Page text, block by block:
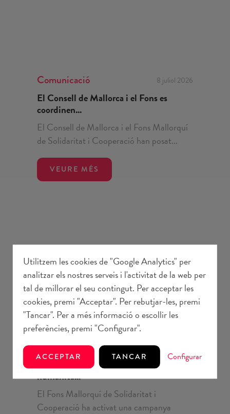
Comunicació 8 juliol 2026
El Consell de Mallorca i el Fons es
coordinen...
El Consell de Mallorca i el Fons Mallorquí
de Solidaritat i Cooperació han posat...
VEURE MÉS
Comunicació 3 juliol 2026
El Fons impulsa una campanya d'acció
humanità...
El Fons Mallorquí de Solidaritat i
Cooperació ha activat una campanya
Utilitzem les cookies de "Google Analytics" per
analitzar els nostres serveis i l'activitat de la web per
tal de millorar el seu contingut. Per acceptar les
cookies, premi "Acceptar". Per rebutjar-les, premi
"Tancar". Per a més informació o escollir les
preferències, premi "Configurar".
ACCEPTAR TANCAR Configurar